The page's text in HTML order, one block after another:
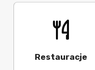
Restauracje